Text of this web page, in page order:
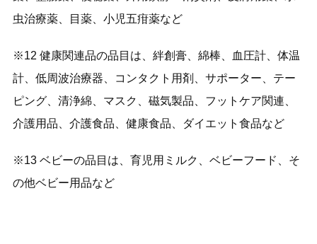
虫治療薬、目薬、小児五疳薬など
※12 健康関連品の品目は、絆創膏、綿棒、血圧計、体温
計、低周波治療器、コンタクト用剤、サポーター、テー
ピング、清浄綿、マスク、磁気製品、フットケア関連、
介護用品、介護食品、健康食品、ダイエット食品など
※13 ベビーの品目は、育児用ミルク、ベビーフード、そ
の他ベビー用品など